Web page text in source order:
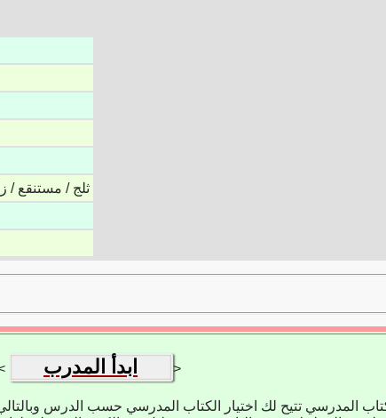
ثلج / مستنقع
ابدأ المدرب >
المدرسي تتيح لك اختيار الكتاب المدرسي حسب الدرس